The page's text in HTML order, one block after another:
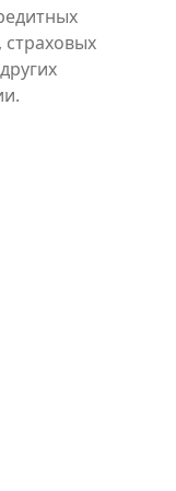
страховых